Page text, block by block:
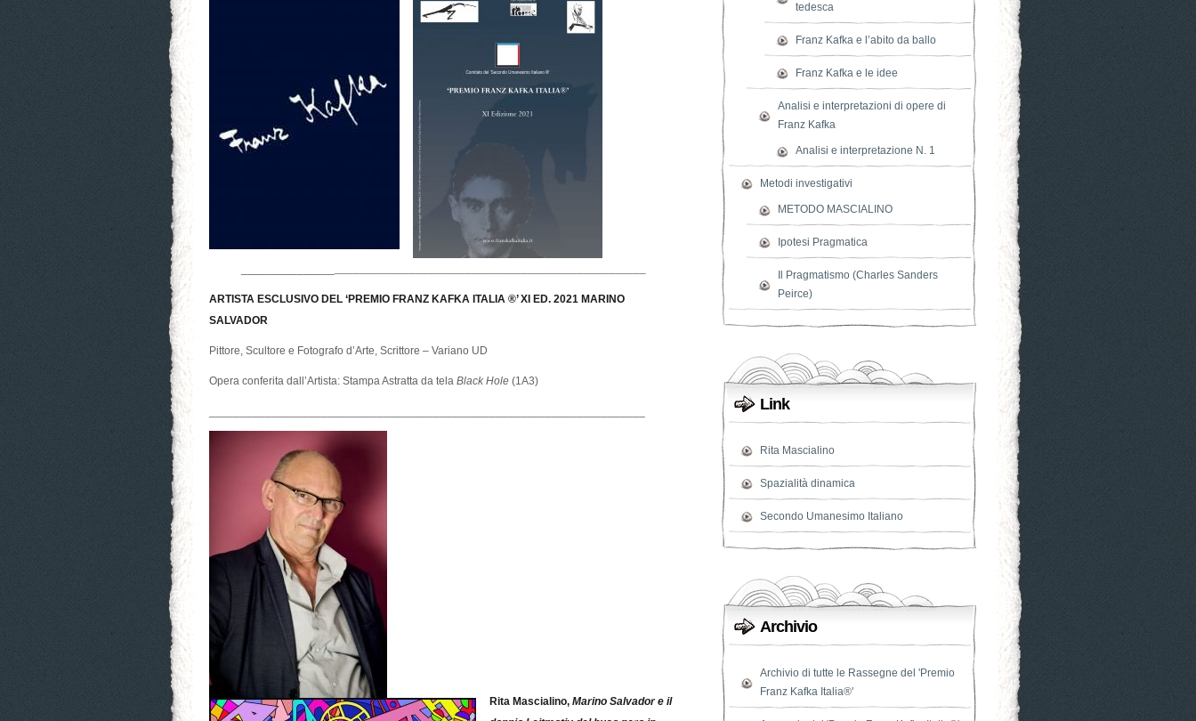
ARTISTA ESCLUSIVO DEL ‘PREMIO FRANZ KAFKA ITALIA ®’ XI ED. 2021 MARINO
SALVADOR
Pittore, Scultore e Fotografo d’Arte, Scrittore – Variano UD
Opera conferita dall’Artista: Stampa Astratta da tela Black Hole (1A3)
Rita Mascialino,Marino Salvador e il
tedesca
Franz Kafka e l’abito da ballo
Franz Kafka e le idee
Analisi e interpretazioni di opere di
Franz Kafka
Analisi e interpretazione N. 1
Metodi investigativi
METODO MASCIALINO
Ipotesi Pragmatica
Il Pragmatismo (Charles Sanders
Peirce)
Link
Rita Mascialino
Spazialità dinamica
Secondo Umanesimo Italiano
Archivio
Archivio di tutte le Rassegne del 'Premio
Franz Kafka Italia®'